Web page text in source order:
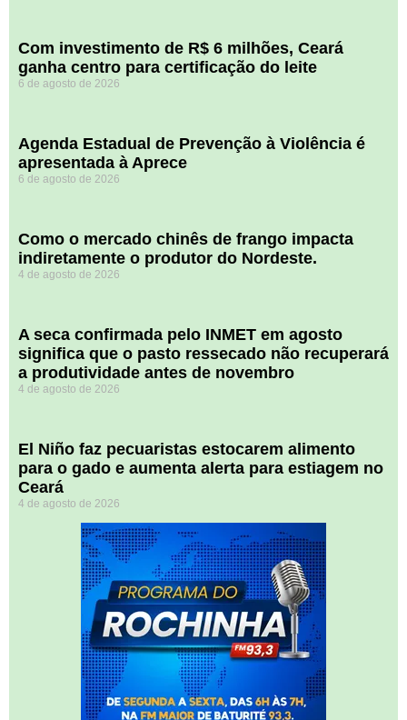
Com investimento de R$ 6 milhões, Ceará
ganha centro para certificação do leite
6 de agosto de 2026
Agenda Estadual de Prevenção à Violência é
apresentada à Aprece
6 de agosto de 2026
​Como o mercado chinês de frango impacta
indiretamente o produtor do Nordeste.
4 de agosto de 2026
A seca confirmada pelo INMET em agosto
significa que o pasto ressecado não recuperará
a produtividade antes de novembro
4 de agosto de 2026
El Niño faz pecuaristas estocarem alimento
para o gado e aumenta alerta para estiagem no
Ceará
4 de agosto de 2026